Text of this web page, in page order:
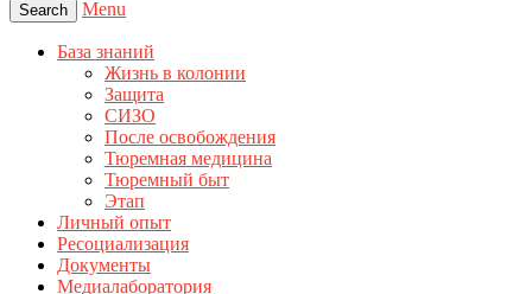
Search Menu
База знаний
Жизнь в колонии
Защита
СИЗО
После освобождения
Тюремная медицина
Тюремный быт
Этап
Личный опыт
Ресоциализация
Документы
Медиалаборатория